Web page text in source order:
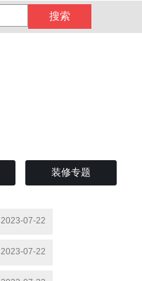
装修专题
2023-07-22
2023-07-22